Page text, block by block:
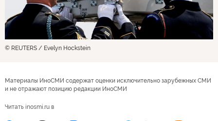
© REUTERS / Evelyn Hockstein
Материалы ИноСМИ содержат оценки исключительно зарубежных СМИ
и не отражают позицию редакции ИноСМИ
Читать inosmi.ru в